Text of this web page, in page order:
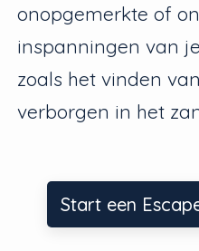
onopgemerkte of
inspanningen van
zoals het vinden
verborgen in het
Start een